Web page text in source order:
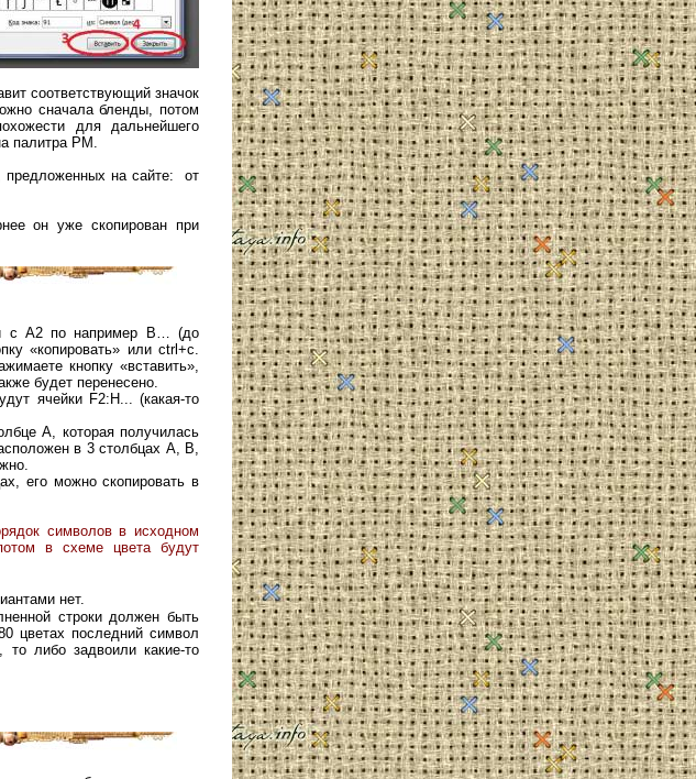
соответствующий значок
сначала бленды, потом
для дальнейшего
палитра PM.
предложенных на сайте: от
он уже скопирован при
с A2 по например B… (до
«копировать» или ctrl+c.
кнопку «вставить»,
будет перенесено.
ячейки F2:H... (какая-то
А, которая получилась
в 3 столбцах А, В,
его можно скопировать в
символов в исходном
в схеме цвета будут
нет.
строки должен быть
цветах последний символ
либо задвоили какие-то